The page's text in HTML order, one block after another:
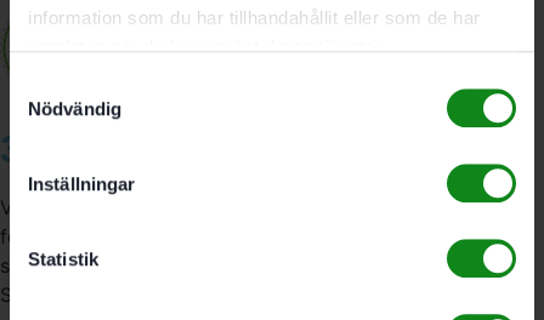
information som du har tillhandahållit eller som de har
Nödvändig
Inställningar
Statistik
3A Byggdelen
Vi är återförsäljare av elverktyg, tillbehör, infästning och
förbrukningsmaterial. Vi har en fysisk butik och
serviceverkstad i Stockholm samt en e-handel för hela
Sverige. Av oss får du professionell service av